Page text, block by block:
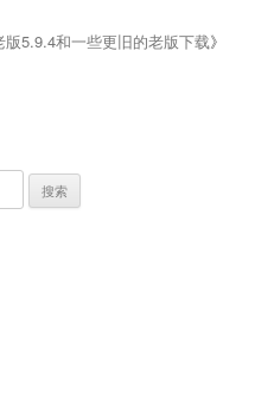
5.9.4和一些更旧的老版下载》